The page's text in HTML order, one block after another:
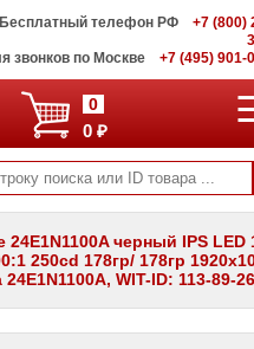
Бесплатный телефон РФ
+7 (800)
звонков по Москве
+7 (495) 901-
0
0 ₽
черный IPS LED
250cd 178гр/ 178гр
WIT-ID: 113-89-